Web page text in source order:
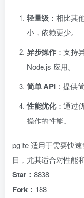
轻量级 ：相比其
小，依赖更少。
异步操作 ：支持
Node.js 应用。
简单 API ：提供
性能优化：通过
操作的性能。
pglite 适用于需要快
目，尤其适合对性能
Star： 8838
Fork： 188